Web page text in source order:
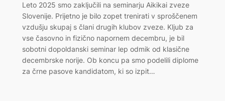
Leto 2025 smo zaključili na seminarju Aikikai zveze
Slovenije. Prijetno je bilo zopet trenirati v sproščenem
vzdušju skupaj s člani drugih klubov zveze. Kljub za
vse časovno in fizično napornem decembru, je bil
sobotni dopoldanski seminar lep odmik od klasične
decembrske norije. Ob koncu pa smo podelili diplome
za črne pasove kandidatom, ki so izpit…